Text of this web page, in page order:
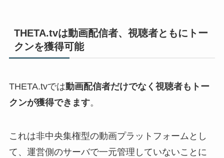
THETA.tvは動画配信者、視聴者ともにトー
クンを獲得可能
THETA.tvでは動画配信者だけでなく視聴者もトー
クンが獲得できます。
これは非中央集権型の動画プラットフォームとし
て、運営側のサーバで一元管理していないことに